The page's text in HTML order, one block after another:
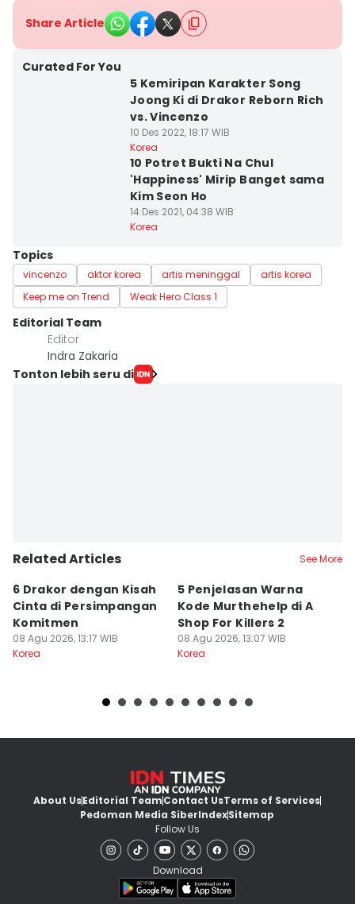
Share Article
Curated For You
5 Kemiripan Karakter Song
Joong Ki di Drakor Reborn Rich
vs. Vincenzo
10 Des 2022, 18:17 WIB
Korea
10 Potret Bukti Na Chul
'Happiness' Mirip Banget sama
Kim Seon Ho
14 Des 2021, 04:38 WIB
Korea
Topics
vincenzo aktor korea artis meninggal
artis korea
Keep me on Trend
Weak Hero Class 1
Editorial Team
Editor
Indra Zakaria
Tonton lebih seru di
Related Articles See More
6 Drakor dengan Kisah
Cinta di Persimpangan
Komitmen
08 Agu 2026, 13:17 WIB
Korea
5 Penjelasan Warna
Kode Murthehelp di A
Shop For Killers 2
08 Agu 2026, 13:07 WIB
Korea
About UsEditorial TeamContact UsTerms of Services
Pedoman Media SiberIndexSitemap
Follow Us
Download